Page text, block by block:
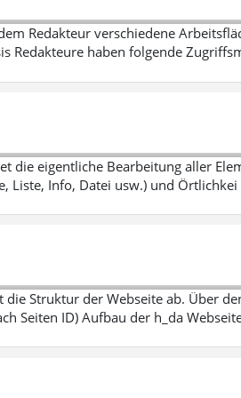
Redakteur verschiedene
Redakteure haben folgende
die eigentliche Bearbeitung aller
Liste, Info, Datei usw.) und Örtlichkei
die Struktur der Webseite ab. Über
Seiten ID) Aufbau der h_da